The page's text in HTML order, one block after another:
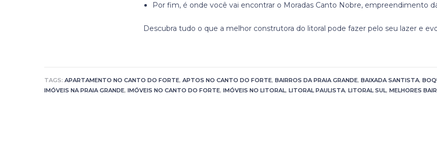
Por fim, é onde você vai encontrar o Moradas Canto Nobre, empreendimento
Descubra tudo o que a melhor construtora do litoral pode fazer pelo seu lazer e
TAGS: APARTAMENTO NO CANTO DO FORTE, APTOS NO CANTO DO FORTE, BAIRROS DA PRAIA GRANDE, BAIXADA SANTISTA,
IMÓVEIS NA PRAIA GRANDE, IMÓVEIS NO CANTO DO FORTE, IMÓVEIS NO LITORAL, LITORAL PAULISTA, LITORAL SUL, MELHORES